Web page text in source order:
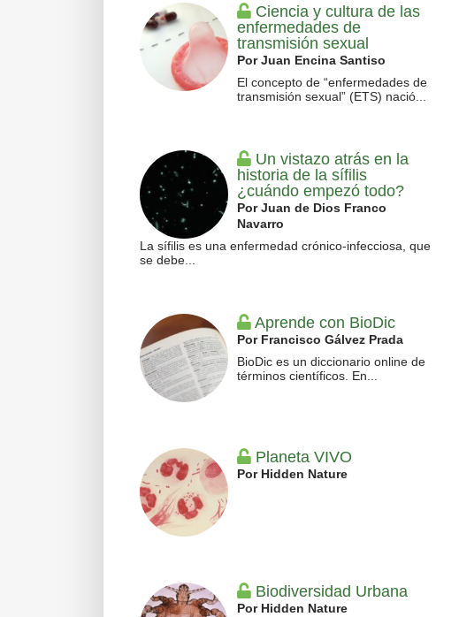
Ciencia y cultura de las
enfermedades de
transmisión sexual
Por Juan Encina Santiso
El concepto de “enfermedades de
transmisión sexual” (ETS) nació...
Un vistazo atrás en la
historia de la sífilis
¿cuándo empezó todo?
Por Juan de Dios Franco
Navarro
La sífilis es una enfermedad crónico-infecciosa, que
se debe...
Aprende con BioDic
Por Francisco Gálvez Prada
BioDic es un diccionario online de
términos científicos. En...
Planeta VIVO
Por Hidden Nature
Biodiversidad Urbana
Por Hidden Nature